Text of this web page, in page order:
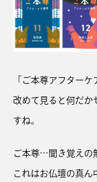
「ご本尊アフターケ
改めて見ると何だか
すね。
ご本尊…聞き覚えの
これはお仏壇の真ん